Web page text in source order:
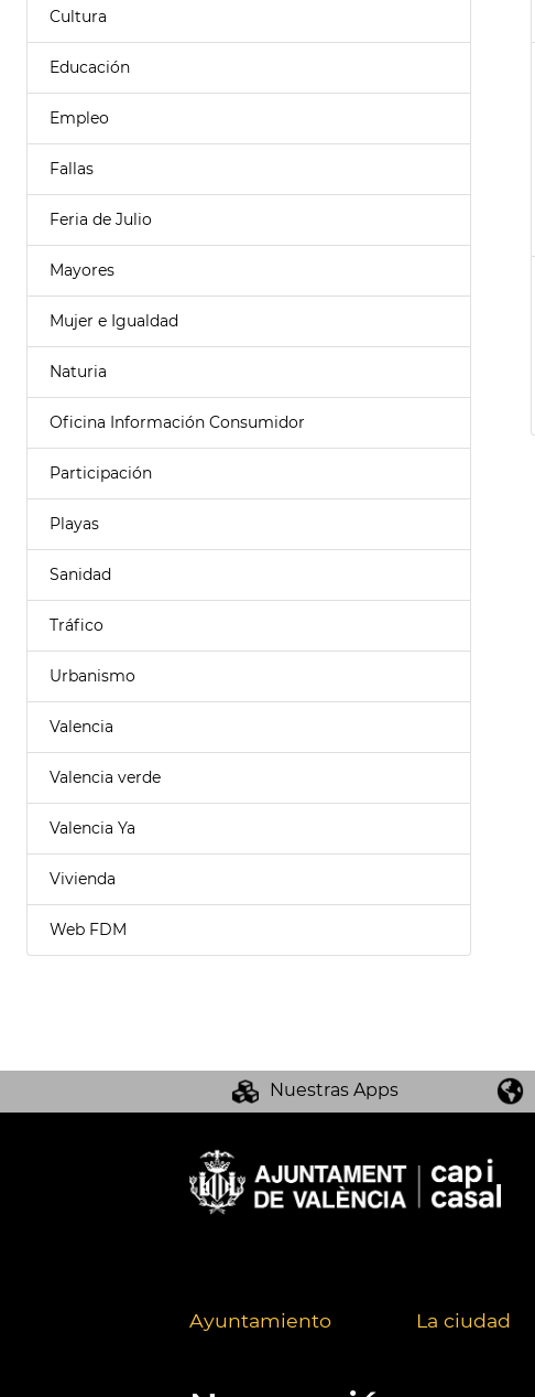
Cultura
Educación
Empleo
Fallas
Feria de Julio
Mayores
Mujer e Igualdad
Naturia
Oficina Información Consumidor
Participación
Playas
Sanidad
Tráfico
Urbanismo
Valencia
Valencia verde
Valencia Ya
Vivienda
Web FDM
Nuestras Apps
Ayuntamiento La ciudad